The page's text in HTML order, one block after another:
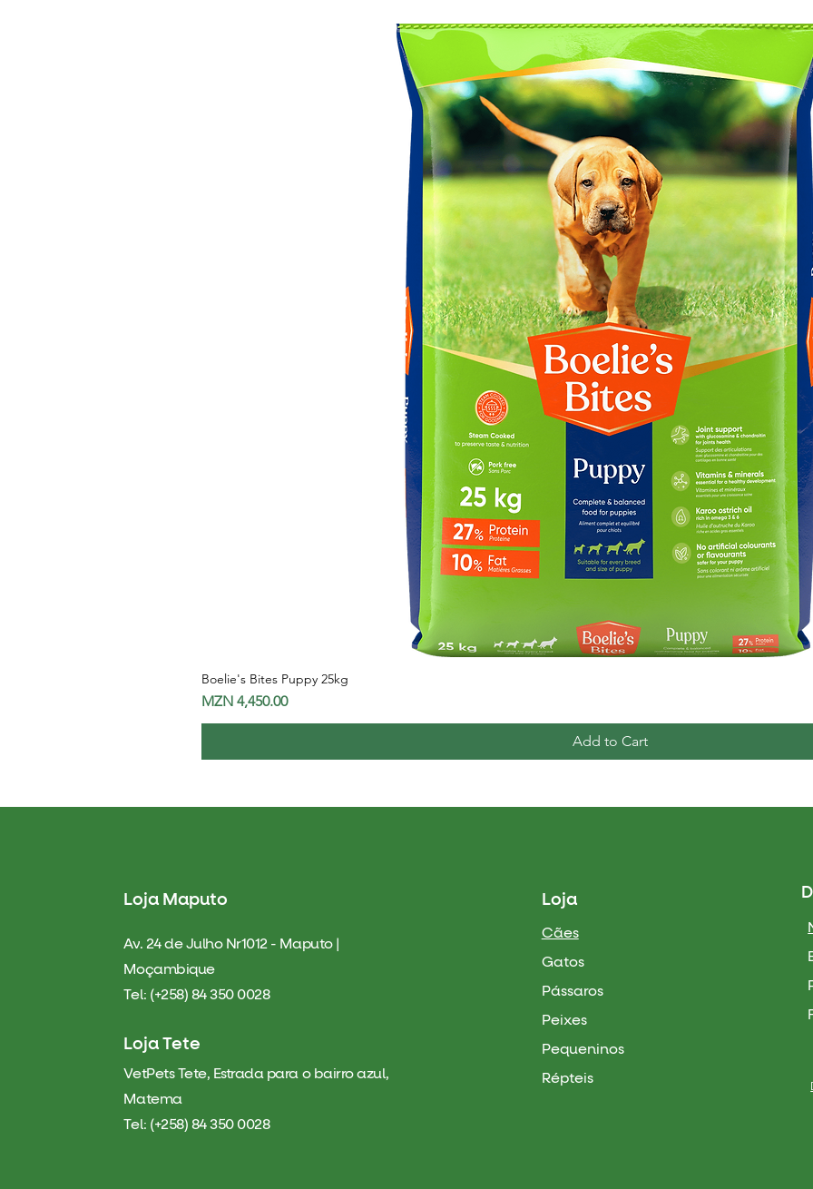
Boelie's Bites Puppy 25kg
Price
MZN 4,450.00
Add to Cart
Loja Maputo
Av. 24 de Julho Nr1012 - Maputo |
Moçambique
Tel: (+258) 84 350 0028
Loja Tete
VetPets Tete, Estrada para o bairro azul,
Matema
Tel: (+258) 84 350 0028
Loja
Cães
Gatos
Pássaros
Peixes
Pequeninos
Répteis